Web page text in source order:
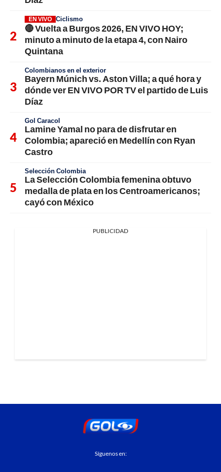
EN VIVO Ciclismo
🔴 Vuelta a Burgos 2026, EN VIVO HOY;
minuto a minuto de la etapa 4, con Nairo
Quintana
Colombianos en el exterior
Bayern Múnich vs. Aston Villa; a qué hora y
dónde ver EN VIVO POR TV el partido de Luis
Díaz
Gol Caracol
Lamine Yamal no para de disfrutar en
Colombia; apareció en Medellín con Ryan
Castro
Selección Colombia
La Selección Colombia femenina obtuvo
medalla de plata en los Centroamericanos;
cayó con México
PUBLICIDAD
Síguenos en: